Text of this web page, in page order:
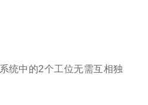
统中的2个工位无需互相独